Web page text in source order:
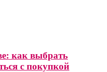
как выбрать
с покупкой